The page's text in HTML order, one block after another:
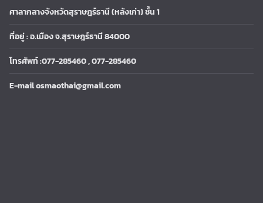
ศาลากลางจังหวัดสุราษฎร์ธานี (หลังเก่า) ชั้น 1
ที่อยู่ : อ.เมือง จ.สุราษฎร์ธานี 84000
โทรศัพท์ :077-285460 , 077-285460
E-mail osmaothai@gmail.com